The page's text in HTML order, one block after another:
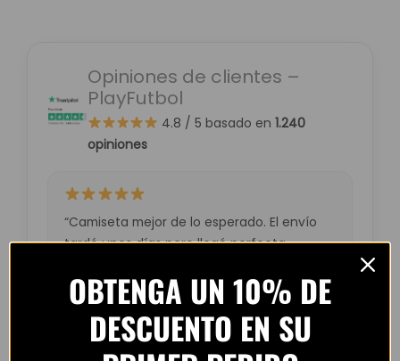
Opiniones de clientes –
PlayFutbol
4.8 / 5 basado en 1.240
opiniones
“Camiseta mejor de lo esperado. El envío
tardó unos días pero llegó perfecta.
— Laura M. (España)
OBTENGA UN 10% DE
DESCUENTO EN SU